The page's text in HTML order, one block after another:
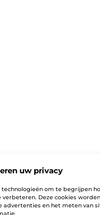
uw privacy
om te begrijpen
Deze cookies
advertenties en het meten van